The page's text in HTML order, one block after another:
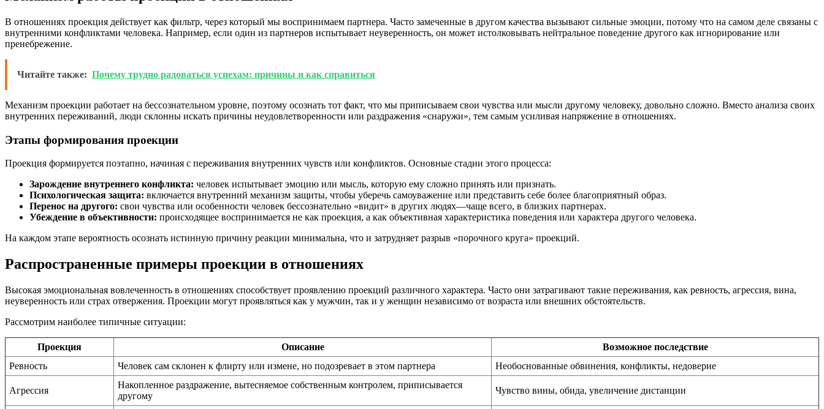
В отношениях проекция действует как фильтр, через который мы воспринимаем партнера. Часто замеченные в другом качества вызывают сильные эмоции, потому что на самом деле связаны с
внутренними конфликтами человека. Например, если один из партнеров испытывает неуверенность, он может истолковывать нейтральное поведение другого как игнорирование или
пренебрежение.
Читайте также: Почему трудно радоваться успехам: причины и как справиться
Механизм проекции работает на бессознательном уровне, поэтому осознать тот факт, что мы приписываем свои чувства или мысли другому человеку, довольно сложно. Вместо анализа своих
внутренних переживаний, люди склонны искать причины неудовлетворенности или раздражения «снаружи», тем самым усиливая напряжение в отношениях.
Этапы формирования проекции
Проекция формируется поэтапно, начиная с переживания внутренних чувств или конфликтов. Основные стадии этого процесса:
Зарождение внутреннего конфликта: человек испытывает эмоцию или мысль, которую ему сложно принять или признать.
Психологическая защита: включается внутренний механизм защиты, чтобы уберечь самоуважение или представить себе более благоприятный образ.
Перенос на другого: свои чувства или особенности человек бессознательно «видит» в других людях—чаще всего, в близких партнерах.
Убеждение в объективности: происходящее воспринимается не как проекция, а как объективная характеристика поведения или характера другого человека.
На каждом этапе вероятность осознать истинную причину реакции минимальна, что и затрудняет разрыв «порочного круга» проекций.
Распространенные примеры проекции в отношениях
Высокая эмоциональная вовлеченность в отношениях способствует проявлению проекций различного характера. Часто они затрагивают такие переживания, как ревность, агрессия, вина,
неуверенность или страх отвержения. Проекции могут проявляться как у мужчин, так и у женщин независимо от возраста или внешних обстоятельств.
Рассмотрим наиболее типичные ситуации:
Проекция Описание
Возможное последствие
Ревность
Человек сам склонен к флирту или измене, но подозревает в этом партнера Необоснованные обвинения, конфликты, недоверие
Агрессия
Накопленное раздражение, вытесняемое собственным контролем, приписывается
другому
Чувство вины, обида, увеличение дистанции